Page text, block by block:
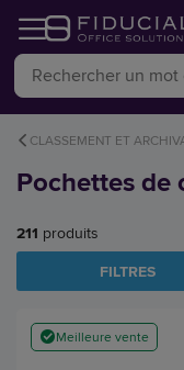
CLASSEMENT ET
Pochettes de
211 produits
FILTRES
Meilleure vente